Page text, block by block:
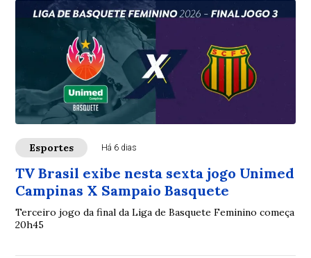
Esportes Há 6 dias
TV Brasil exibe nesta sexta jogo Unimed
Campinas X Sampaio Basquete
Terceiro jogo da final da Liga de Basquete Feminino começa
20h45